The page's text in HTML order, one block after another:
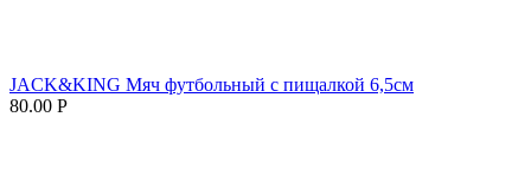
JACK&KING Мяч футбольный с пищалкой 6,5см
80.00 Р